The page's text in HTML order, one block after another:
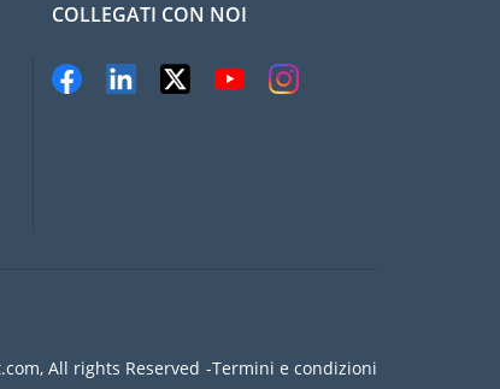
COLLEGATI CON NOI
All rights Reserved Termini e condizioni